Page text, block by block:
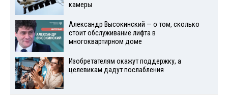
камеры
Александр Высокинский — о том, сколько
стоит обслуживание лифта в
многоквартирном доме
Изобретателям окажут поддержку, а
целевикам дадут послабления